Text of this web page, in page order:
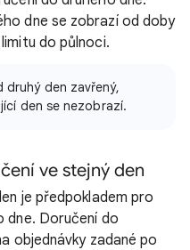
dne se zobrazí od doby
do půlnoci.
druhý den zavřený,
den se nezobrazí.
ve stejný den
je předpokladem pro
dne. Doručení do
objednávky zadané po